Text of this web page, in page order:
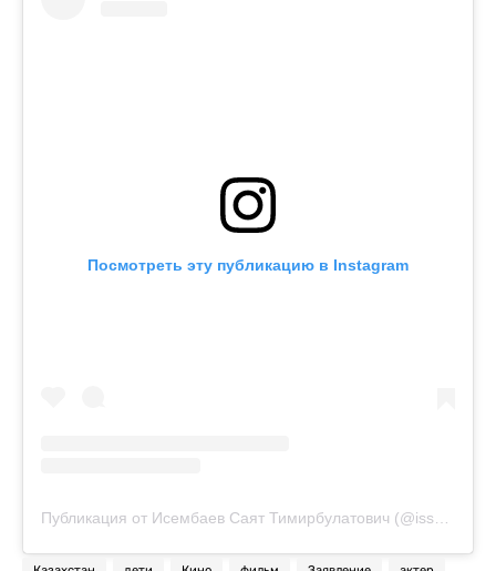
Посмотреть эту публикацию в Instagram
Публикация от Исембаев Саят Тимирбулатович (@issembayevsayat)